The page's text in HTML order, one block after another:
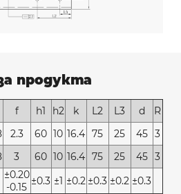
продукта
f h1 h2 k L2 L3 d
R
2.3 60 10 16.4 75 25 45 3
3 60 10 16.4 75 25 45 3
±0.20
-0.15 ±0.3 ±1 ±0.2 ±0.3 ±0.2 ±0.3